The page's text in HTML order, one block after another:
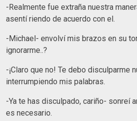
-Realmente fue extraña nuestra
asentí riendo de acuerdo con el.
-Michael- envolví mis brazos en su
ignorarme..?
-¡Claro que no! Te debo disculparme
interrumpiendo mis palabras.
-Ya te has disculpado, cariño- sonreí
es necesario.